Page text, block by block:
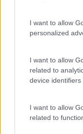
I want to allow
personalized
I want to allow
related to
device identifiers
I want to allow
related to
Interculturalidade
Liderança
Mudança
Pessoas